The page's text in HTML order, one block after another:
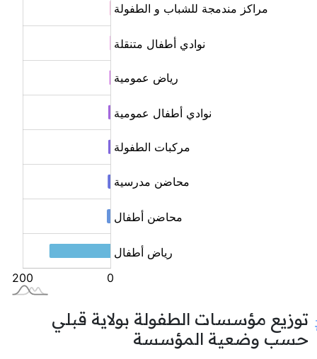
توزيع مؤسسات الطفولة بولاية قبلي
حسب وضعية المؤسسة